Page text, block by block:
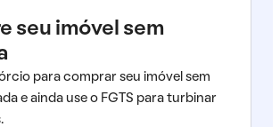
seu imóvel sem
para comprar seu imóvel sem
e ainda use o FGTS para turbinar